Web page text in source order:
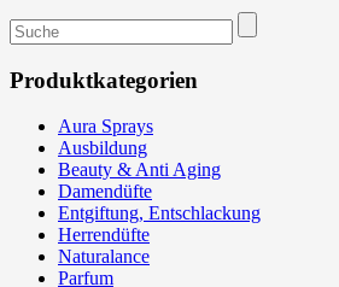
Suchen
nach:
Produktkategorien
Aura Sprays
Ausbildung
Beauty & Anti Aging
Damendüfte
Entgiftung, Entschlackung
Herrendüfte
Naturalance
Parfum